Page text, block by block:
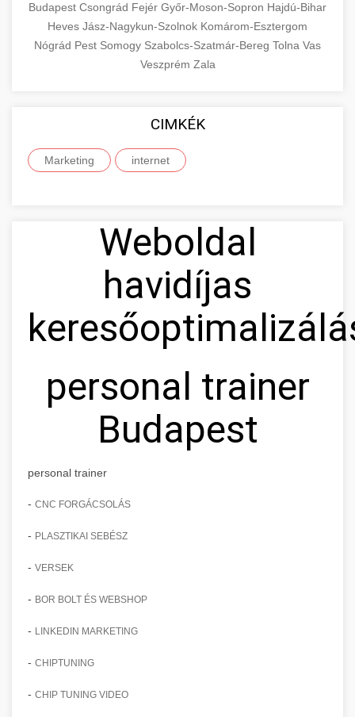
Budapest Csongrád Fejér Győr-Moson-Sopron Hajdú-Bihar
Heves Jász-Nagykun-Szolnok Komárom-Esztergom
Nógrád Pest Somogy Szabolcs-Szatmár-Bereg Tolna Vas
Veszprém Zala
CIMKÉK
Marketing internet
Weboldal
havidíjas
personal trainer
Budapest
personal trainer
- CNC FORGÁCSOLÁS
- PLASZTIKAI SEBÉSZ
- VERSEK
- BOR BOLT ÉS WEBSHOP
- LINKEDIN MARKETING
- CHIPTUNING
- CHIP TUNING VIDEO